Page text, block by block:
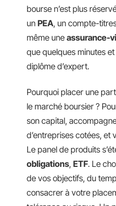
bourse n’est plus
un PEA, un compte-
même une assurance-
que quelques minutes
diplôme d’expert.
Pourquoi placer une
le marché boursier ?
son capital,
d’entreprises cotées, et
Le panel de produits
obligations, ETF. Le
de vos objectifs, du
consacrer à votre